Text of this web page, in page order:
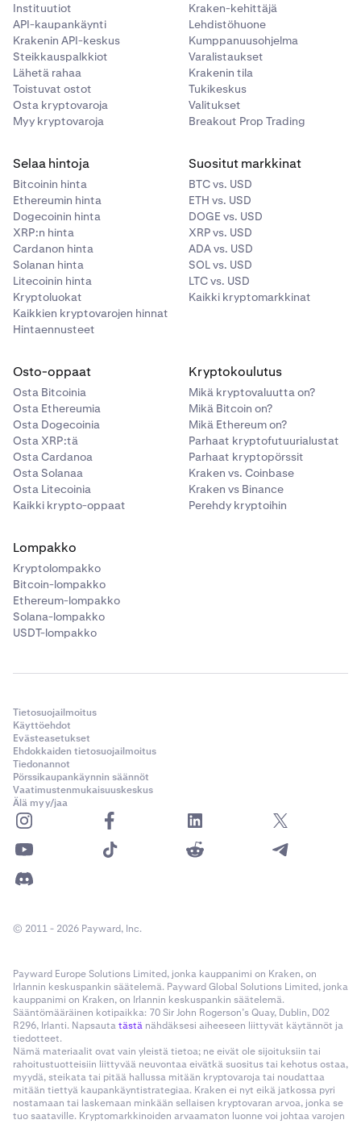
Instituutiot
API-kaupankäynti
Krakenin API-keskus
Steikkauspalkkiot
Lähetä rahaa
Toistuvat ostot
Osta kryptovaroja
Myy kryptovaroja
Kraken-kehittäjä
Lehdistöhuone
Kumppanuusohjelma
Varalistaukset
Krakenin tila
Tukikeskus
Valitukset
Breakout Prop Trading
Selaa hintoja
Bitcoinin hinta
Ethereumin hinta
Dogecoinin hinta
XRP:n hinta
Cardanon hinta
Solanan hinta
Litecoinin hinta
Kryptoluokat
Kaikkien kryptovarojen hinnat
Hintaennusteet
Suositut markkinat
BTC vs. USD
ETH vs. USD
DOGE vs. USD
XRP vs. USD
ADA vs. USD
SOL vs. USD
LTC vs. USD
Kaikki kryptomarkkinat
Osto-oppaat
Osta Bitcoinia
Osta Ethereumia
Osta Dogecoinia
Osta XRP:tä
Osta Cardanoa
Osta Solanaa
Osta Litecoinia
Kaikki krypto-oppaat
Kryptokoulutus
Mikä kryptovaluutta on?
Mikä Bitcoin on?
Mikä Ethereum on?
Parhaat kryptofutuurialustat
Parhaat kryptopörssit
Kraken vs. Coinbase
Kraken vs Binance
Perehdy kryptoihin
Lompakko
Kryptolompakko
Bitcoin-lompakko
Ethereum-lompakko
Solana-lompakko
USDT-lompakko
Tietosuojailmoitus
Käyttöehdot
Evästeasetukset
Ehdokkaiden tietosuojailmoitus
Tiedonannot
Pörssikaupankäynnin säännöt
Vaatimustenmukaisuuskeskus
Älä myy/jaa
© 2011 - 2026 Payward, Inc.
Payward Europe Solutions Limited, jonka kauppanimi on Kraken, on
Irlannin keskuspankin säätelemä. Payward Global Solutions Limited, jonka
kauppanimi on Kraken, on Irlannin keskuspankin säätelemä.
Sääntömääräinen kotipaikka: 70 Sir John Rogerson’s Quay, Dublin, D02
R296, Irlanti. Napsautatästä nähdäksesi aiheeseen liittyvät käytännöt ja
tiedotteet.
Nämä materiaalit ovat vain yleistä tietoa; ne eivät ole sijoituksiin tai
rahoitustuotteisiin liittyvää neuvontaa eivätkä suositus tai kehotus ostaa,
myydä, steikata tai pitää hallussa mitään kryptovaroja tai noudattaa
mitään tiettyä kaupankäyntistrategiaa. Kraken ei nyt eikä jatkossa pyri
nostamaan tai laskemaan minkään sellaisen kryptovaran arvoa, jonka se
tuo saataville. Kryptomarkkinoiden arvaamaton luonne voi johtaa varojen